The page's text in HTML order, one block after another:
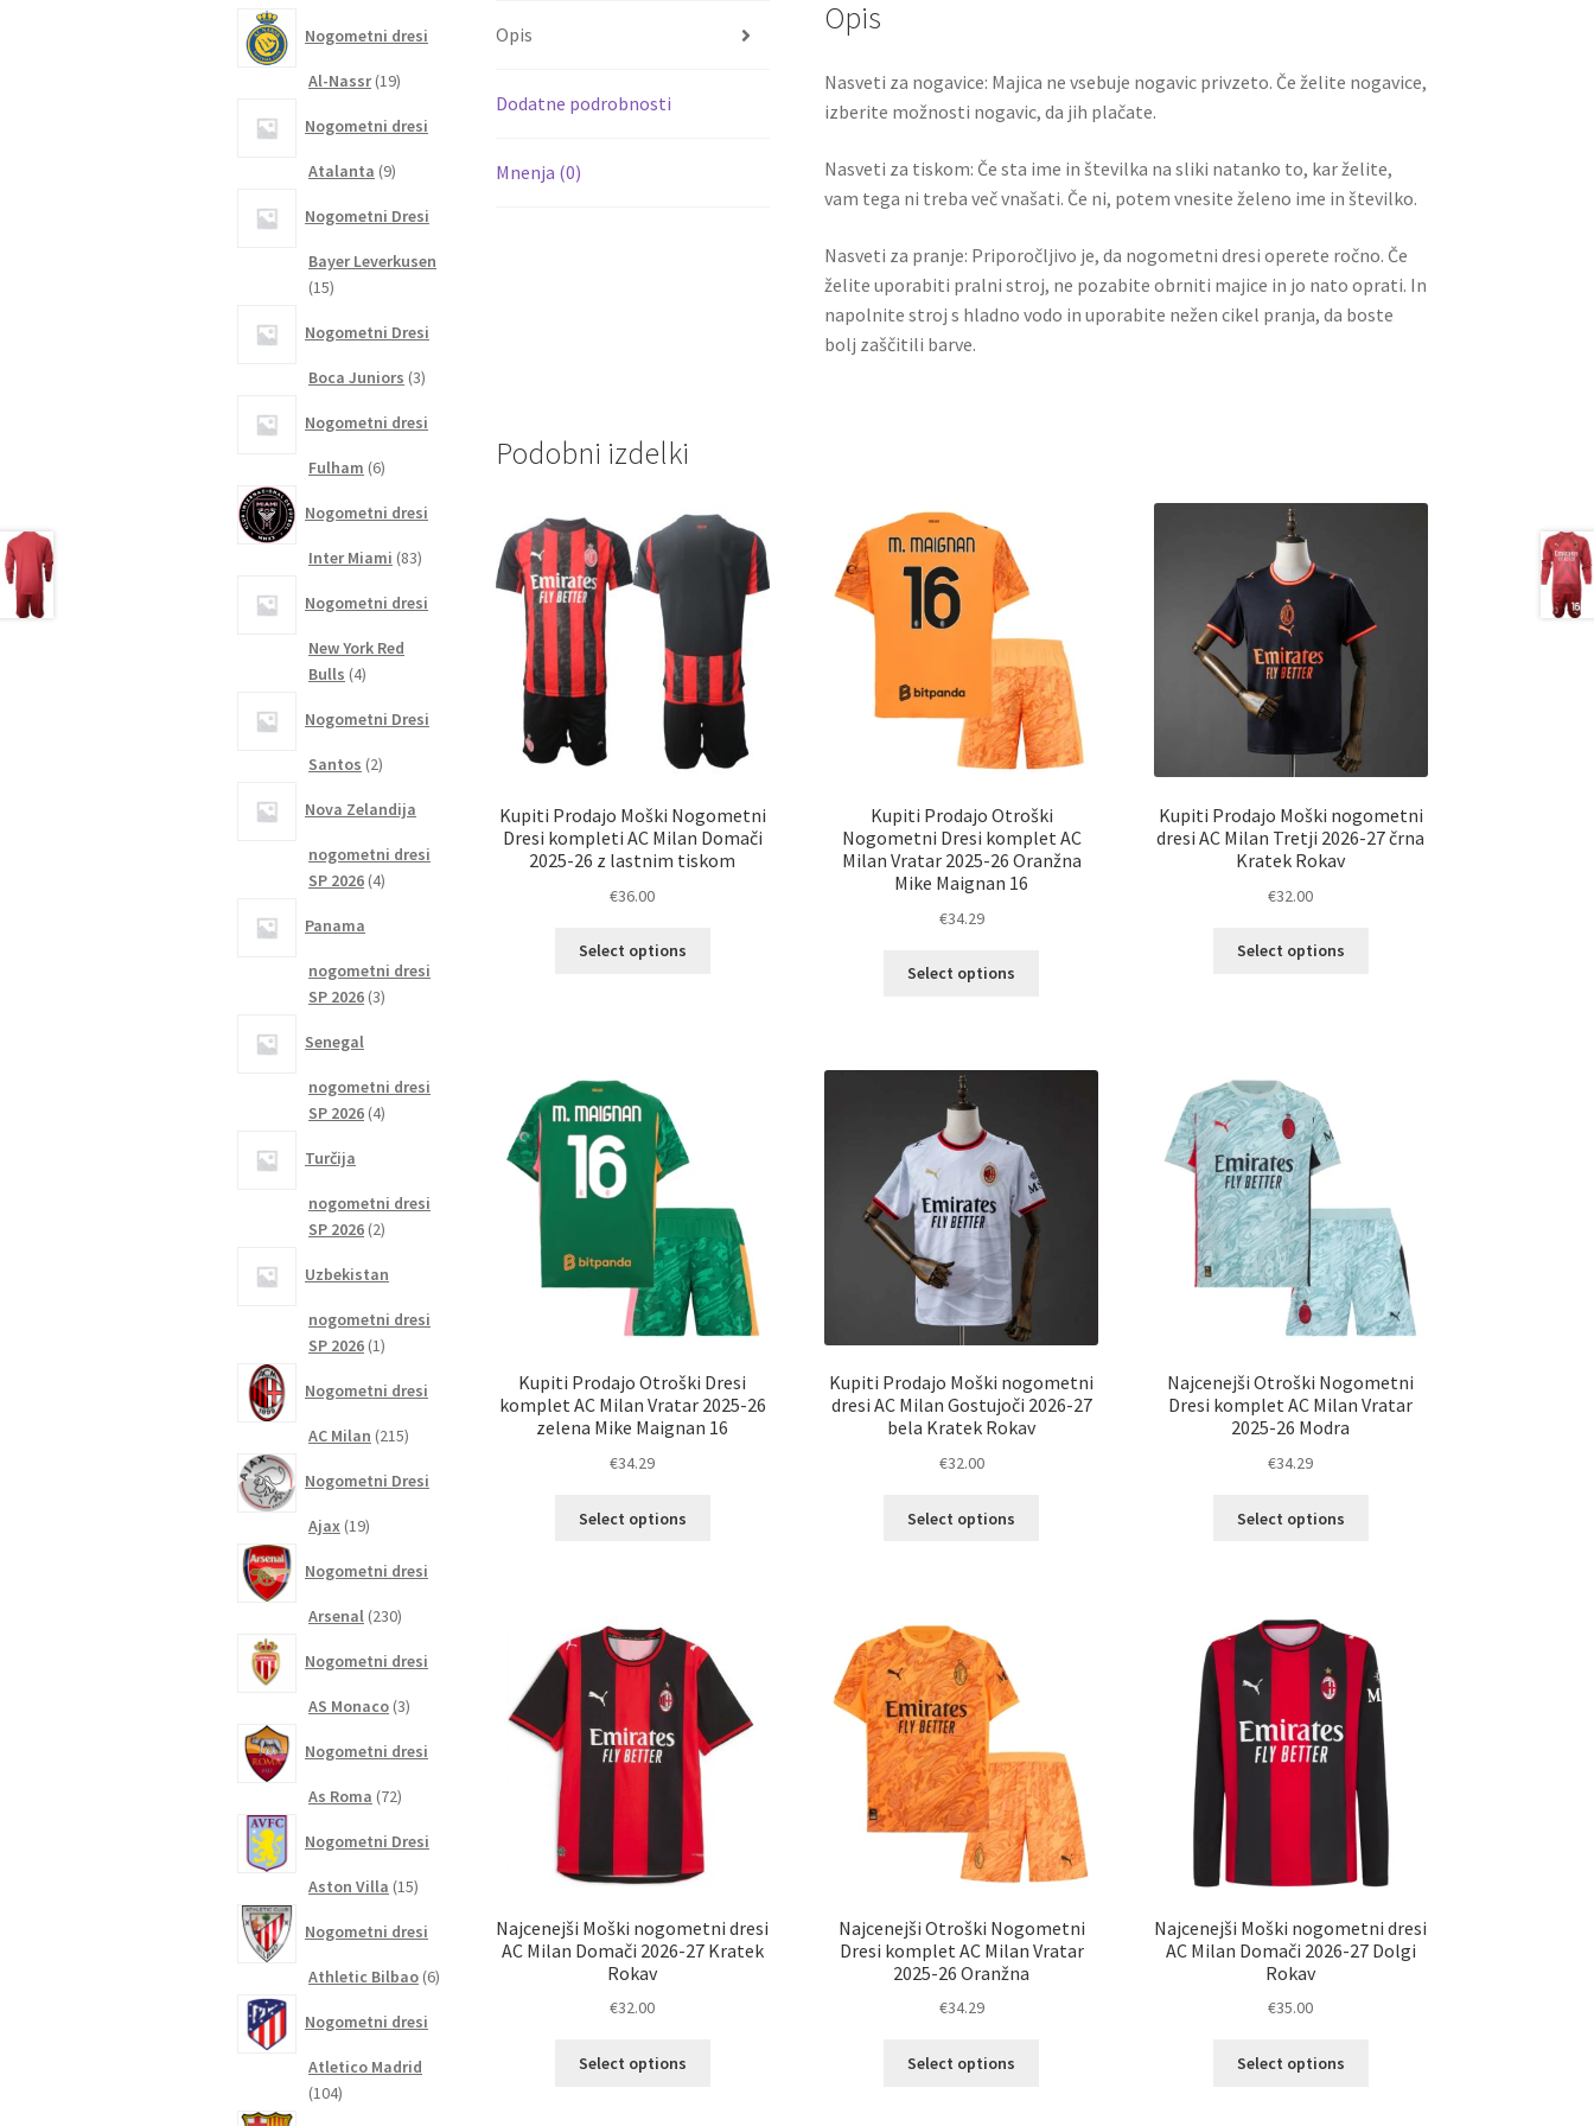
k
Opis
Dodatne podrobnosti
Mnenja (0)
Opis
Nasveti za nogavice: Majica ne vsebuje nogavic privzeto. Če želite nogavice,
izberite možnosti nogavic, da jih plačate.
Nasveti za tiskom: Če sta ime in številka na sliki natanko to, kar želite,
vam tega ni treba več vnašati. Če ni, potem vnesite želeno ime in številko.
Nasveti za pranje: Priporočljivo je, da nogometni dresi operete ročno. Če
želite uporabiti pralni stroj, ne pozabite obrniti majice in jo nato oprati. In
napolnite stroj s hladno vodo in uporabite nežen cikel pranja, da boste
bolj zaščitili barve.
Podobni izdelki
Kupiti Prodajo Moški Nogometni
Dresi kompleti AC Milan Domači
2025-26 z lastnim tiskom
€36.00
Select options
Kupiti Prodajo Otroški
Nogometni Dresi komplet AC
Milan Vratar 2025-26 Oranžna
Mike Maignan 16
€34.29
Select options
različic.
strani
izdelka
Kupiti Prodajo Moški nogometni
dresi AC Milan Tretji 2026-27 črna
Kratek Rokav
€32.00
Select options
Kupiti Prodajo Otroški Dresi
komplet AC Milan Vratar 2025-26
zelena Mike Maignan 16
€34.29
Select options
lahko
izberete
strani
Kupiti Prodajo Moški nogometni
dresi AC Milan Gostujoči 2026-27
bela Kratek Rokav
€32.00
Select options
izdelka
Najcenejši Otroški Nogometni
Dresi komplet AC Milan Vratar
2025-26 Modra
€34.29
Select options
Možnosti
lahko
izberete
na
strani
izdelka
Najcenejši Moški nogometni dresi
AC Milan Domači 2026-27 Kratek
Rokav
€32.00
Select options
Najcenejši Otroški Nogometni
Dresi komplet AC Milan Vratar
2025-26 Oranžna
€34.29
Select options
Najcenejši Moški nogometni dresi
AC Milan Domači 2026-27 Dolgi
Rokav
€35.00
Select options
Nogometni dresi
Al-Nassr 1919
Nogometni dresi
Atalanta 99
Nogometni Dresi
Bayer Leverkusen
1515
Nogometni Dresi
Boca Juniors 33
Nogometni dresi
Fulham 66
Nogometni dresi
Inter Miami 8383
Nogometni dresi
New York Red
Bulls 44
Nogometni Dresi
Santos 22
Nova Zelandija
nogometni dresi
SP 2026 44
Panama
nogometni dresi
SP 2026 33
Senegal
nogometni dresi
SP 2026 44
Turčija
nogometni dresi
SP 2026 22
Uzbekistan
nogometni dresi
SP 2026 11
Nogometni dresi
AC Milan 215215
Nogometni Dresi
Ajax 1919
Nogometni dresi
Arsenal 230230
Nogometni dresi
AS Monaco 33
Nogometni dresi
As Roma 7272
Nogometni Dresi
Aston Villa 1515
Nogometni dresi
Athletic Bilbao 66
Nogometni dresi
Atletico Madrid
104104